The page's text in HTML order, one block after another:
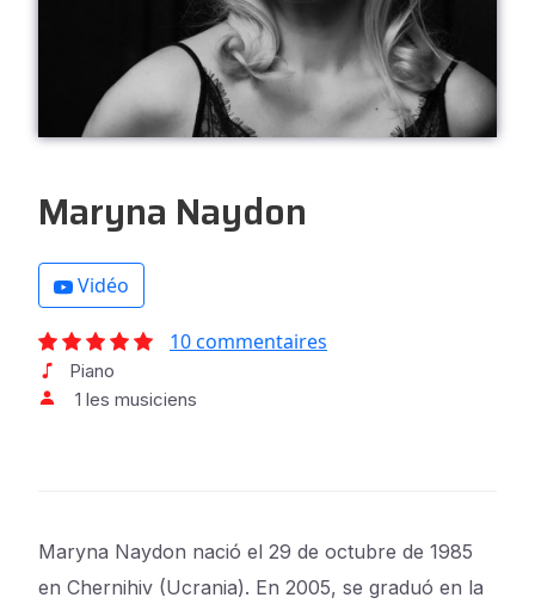
Maryna Naydon
Vidéo
10 commentaires
Piano
1 les musiciens
Maryna Naydon nació el 29 de octubre de 1985
en Chernihiv (Ucrania). En 2005, se graduó en la